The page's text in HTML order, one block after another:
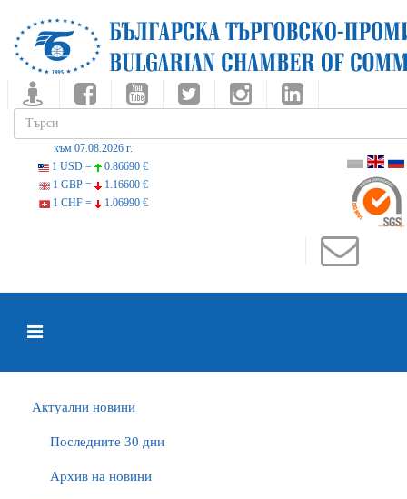
към 07.08.2026 г.
1 USD =
0.86690 €
1 GBP =
1.16600 €
1 CHF =
1.06990 €
Актуални новини
Последните 30 дни
Архив на новини